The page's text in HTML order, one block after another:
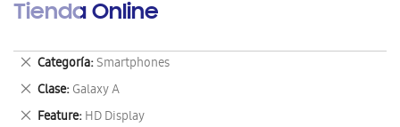
Tienda Online
Categoría Smartphones
Eliminar
este
artículo
Clase Galaxy A
Eliminar
este
Feature HD Display
Eliminar